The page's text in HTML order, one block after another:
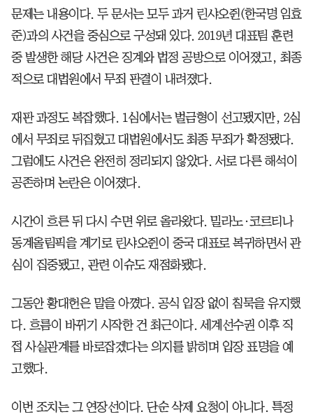
문제는 내용이다. 두 문서는 모두 과거 린샤오쥔(한국명 임효
준)과의 사건을 중심으로 구성돼 있다. 2019년 대표팀 훈련
중 발생한 해당 사건은 징계와 법정 공방으로 이어졌고, 최종
적으로 대법원에서 무죄 판결이 내려졌다.
재판 과정도 복잡했다. 1심에서는 벌금형이 선고됐지만, 2심
에서 무죄로 뒤집혔고 대법원에서도 최종 무죄가 확정됐다.
그럼에도 사건은 완전히 정리되지 않았다. 서로 다른 해석이
공존하며 논란은 이어졌다.
시간이 흐른 뒤 다시 수면 위로 올라왔다. 밀라노·코르티나
동계올림픽을 계기로 린샤오쥔이 중국 대표로 복귀하면서 관
심이 집중됐고, 관련 이슈도 재점화됐다.
그동안 황대헌은 말을 아꼈다. 공식 입장 없이 침묵을 유지했
다. 흐름이 바뀌기 시작한 건 최근이다. 세계선수권 이후 직
접 사실관계를 바로잡겠다는 의지를 밝히며 입장 표명을 예
고했다.
이번 조치는 그 연장선이다. 단순 삭제 요청이 아니다. 특정